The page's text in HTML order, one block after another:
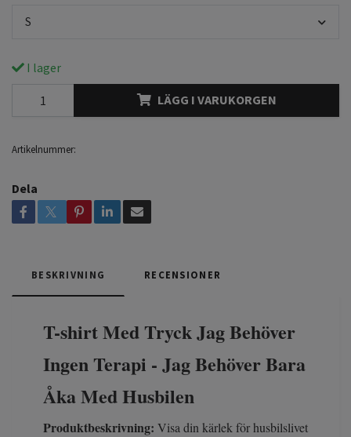
S
I lager
LÄGG I VARUKORGEN
Artikelnummer:
Dela
BESKRIVNING RECENSIONER
T-shirt Med Tryck Jag Behöver
Ingen Terapi - Jag Behöver Bara
Åka Med Husbilen
Produktbeskrivning: Visa din kärlek för husbilslivet